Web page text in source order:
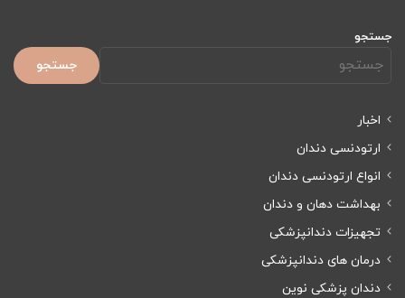
جستجو
جستجو
اخبار
ارتودنسی دندان
انواع ارتودنسی دندان
بهداشت دهان و دندان
تجهیزات دندانپزشکی
درمان های دندانپزشکی
دندان پزشکی نوین